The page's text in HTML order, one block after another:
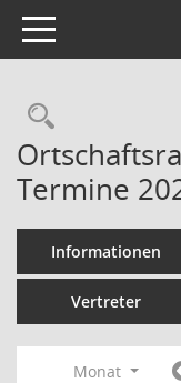
Toggle navigation
Termine
Informationen
Vertreter
Monat